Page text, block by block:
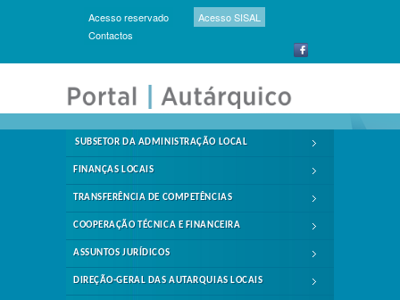
Acesso reservado
Acesso SISAL
Contactos
SUBSETOR DA ADMINISTRAÇÃO LOCAL
FINANÇAS LOCAIS
TRANSFERÊNCIA DE COMPETÊNCIAS
COOPERAÇÃO TÉCNICA E FINANCEIRA
ASSUNTOS JURÍDICOS
DIREÇÃO-GERAL DAS AUTARQUIAS LOCAIS